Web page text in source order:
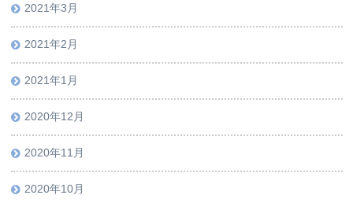
2021年3月
2021年2月
2021年1月
2020年12月
2020年11月
2020年10月